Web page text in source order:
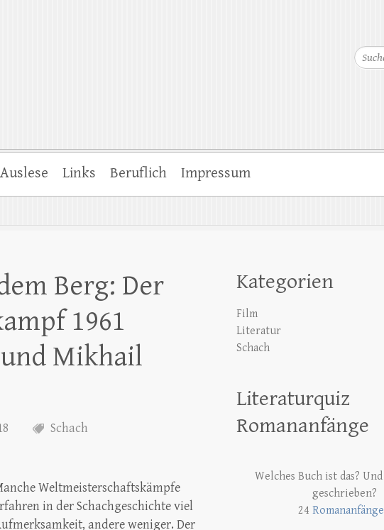
Auslese Links Beruflich Impressum
Berg: Der
1961
Mikhail
Schach
Weltmeisterschaftskämpfe
in der Schachgeschichte viel
andere weniger. Der
Kategorien
Film
Literatur
Schach
Literaturquiz
Romananfänge
Welches Buch ist das?
geschrieben?
24